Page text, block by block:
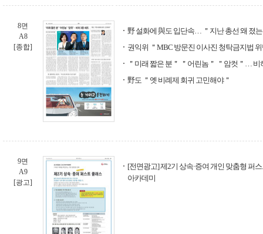
8면
A8
[종합]
野 설화에 與도 입단속… ＂지난 총선 왜 졌
권익위 ＂MBC 방문진 이사진 청탁금지법
＂미래 짧은 분＂ ＂어린놈＂ ＂암컷＂… 비
野도 ＂옛 비례제 회귀 고민해야＂
9면
A9
[광고]
[전면광고] 제2기 상속·증여 개인 맞춤형 퍼
아카데미